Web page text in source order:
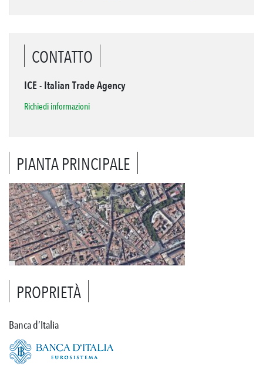
CONTATTO
ICE - Italian Trade Agency
Richiedi informazioni
PIANTA PRINCIPALE
PROPRIETÀ
Banca d’Italia